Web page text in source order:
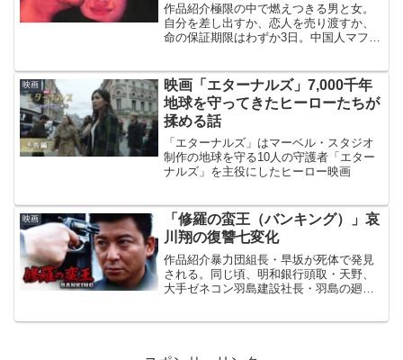
作品紹介極限の中で燃えつきる男と女。
自分を差し出すか、恋人を売り渡すか、
命の保証期限はわずか3日。中国人マフィ
純愛物語を完全映画化！1998年公開/122
分英題：SLEE...
映画
映画「エターナルズ」7,000千年
地球を守ってきたヒーローたちが
揉める話
「エターナルズ」はマーベル・スタジオ
制作の地球を守る10人の守護者「エター
ナルズ」を主役にしたヒーロー映画
映画
「修羅の蛮王（バンキング）」哀
川翔の復讐七変化
作品紹介暴力団組長・早坂が死体で発見
される。同じ頃、明和銀行頭取・天野、
大手ゼネコン羽島建設社長・羽島の廻り